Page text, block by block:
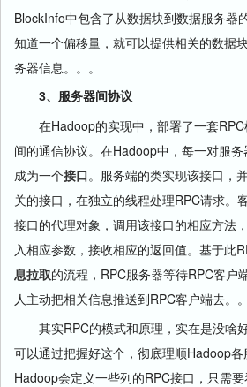
BlockInfo中包含了从数据块到数据服务器
知道一个偏移量，就可以提供相关的数据
务器信息。。。
3、服务器间协议
在Hadoop的实现中，部署了一套RPC
间的通信协议。在Hadoop中，每一对服
成为一个接口。服务端的类实现该接口，
关的接口，在独立的线程处理RPC请求。
接口的代理对象，调用该接口的相应方法
入相应参数，接收相应的返回值。基于此
息拉取的流程，RPC服务器等待RPC客户
人主动把相关信息推送到RPC客户端去。。
其实RPC的模式和原理，实在是没啥
可以通过把握好这个，彻底理顺Hadoop各
Hadoop会定义一些列的RPC接口，只需